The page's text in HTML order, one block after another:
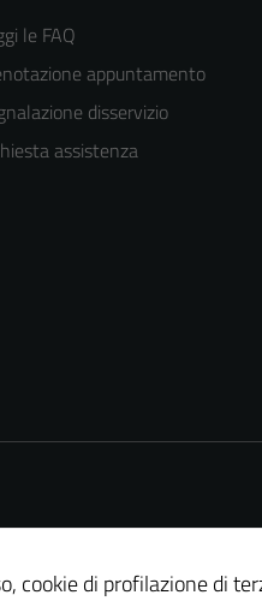
le FAQ
appuntamento
disservizio
assistenza
cookie di profilazione di